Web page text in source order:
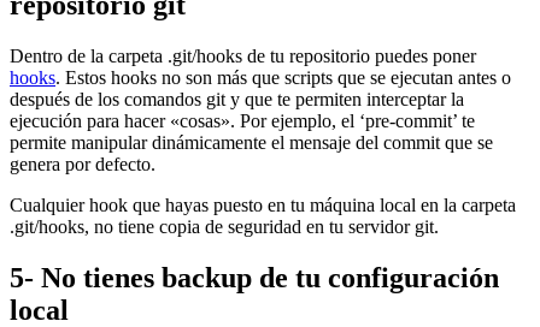
Dentro de la carpeta .git/hooks de tu repositorio puedes poner
hooks. Estos hooks no son más que scripts que se ejecutan antes o
después de los comandos git y que te permiten interceptar la
ejecución para hacer «cosas». Por ejemplo, el ‘pre-commit’ te
permite manipular dinámicamente el mensaje del commit que se
genera por defecto.
Cualquier hook que hayas puesto en tu máquina local en la carpeta
.git/hooks, no tiene copia de seguridad en tu servidor git.
5- No tienes backup de tu configuración
local